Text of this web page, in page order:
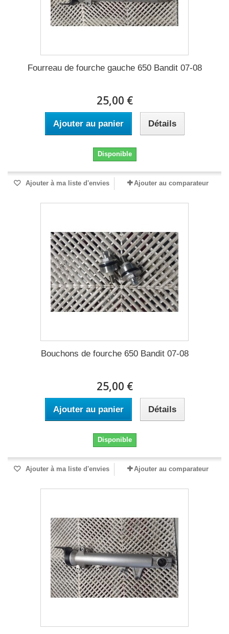
Fourreau de fourche gauche 650 Bandit 07-08
25,00 €
Ajouter au panier Détails
Disponible
Ajouter à ma liste d'envies Ajouter au comparateur
Bouchons de fourche 650 Bandit 07-08
25,00 €
Ajouter au panier Détails
Disponible
Ajouter à ma liste d'envies Ajouter au comparateur